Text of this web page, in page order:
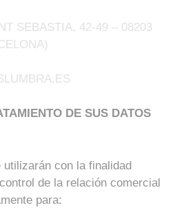
SEBASTIA, 42-49 – 08203
DE SUS DATOS
con la finalidad
de la relación comercial
para: